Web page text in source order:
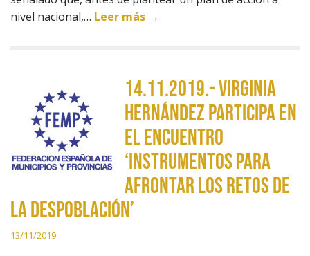
nivel nacional,… Leer más →
14.11.2019.- Virginia
Hernández participa en
el encuentro
‘Instrumentos para
afrontar los retos de
la despoblación’
13/11/2019